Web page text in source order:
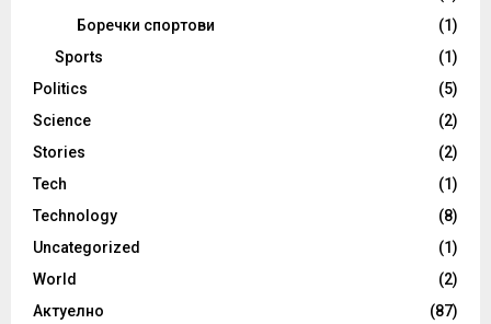
Боречки спортови
(1)
Sports
(1)
Politics
(5)
Science
(2)
Stories
(2)
Tech
(1)
Technology
(8)
Uncategorized
(1)
World
(2)
Актуелно
(87)